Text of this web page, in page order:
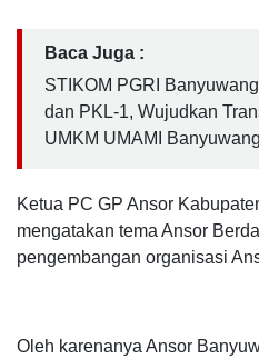
Baca Juga :
STIKOM PGRI
dan PKL-1, Wujudkan
UMKM UMAMI
Ketua PC GP Ansor
mengatakan tema Ansor
pengembangan organisasi
Oleh karenanya Ansor